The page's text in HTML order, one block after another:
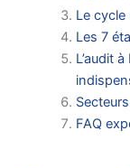
Le cycle
Les 7
L’audit
FAQ